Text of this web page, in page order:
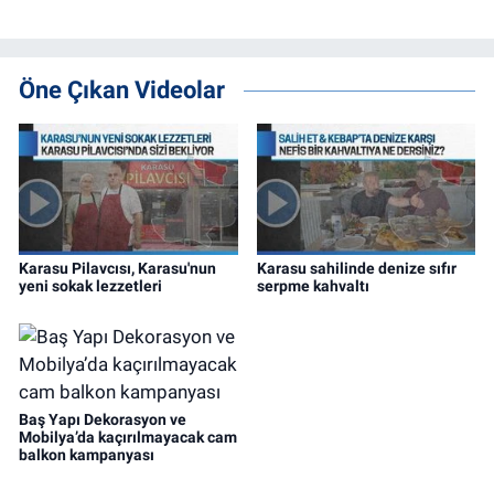
Öne Çıkan Videolar
Karasu Pilavcısı, Karasu'nun
yeni sokak lezzetleri
Karasu sahilinde denize sıfır
serpme kahvaltı
Baş Yapı Dekorasyon ve
Mobilya’da kaçırılmayacak cam
balkon kampanyası